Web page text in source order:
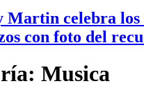
Martin celebra los
con foto del
Musica